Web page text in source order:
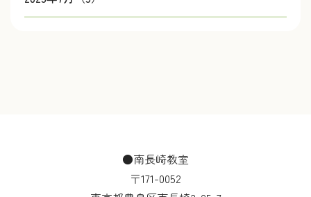
●南長崎教室
〒171-0052